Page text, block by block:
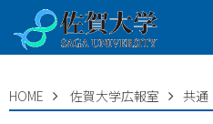
HOME 佐賀大学広報室 共通